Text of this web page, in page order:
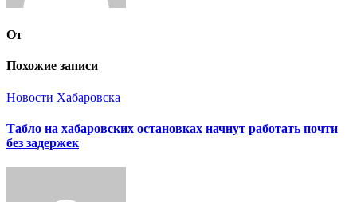
От
Похожие записи
Новости Хабаровска
Табло на хабаровских остановках начнут работать почти
без задержек